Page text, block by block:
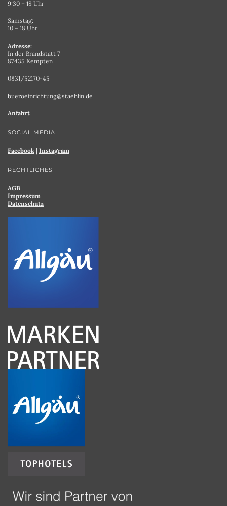
9:30 – 18 Uhr
Samstag:
10 – 18 Uhr
Adresse:
In der Brandstatt 7
87435 Kempten
0831/52170-45
bueroeinrichtung@staehlin.de
Anfahrt
SOCIAL MEDIA
Facebook | Instagram
RECHTLICHES
AGB
Impressum
Datenschutz